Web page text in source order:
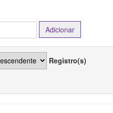
Registro(s)